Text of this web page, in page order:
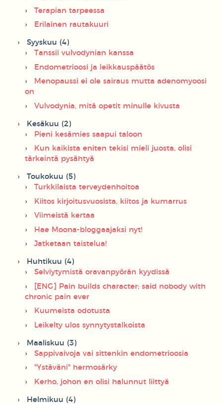
Terapian tarpeessa
Erilainen rautakuuri
Syyskuu (4)
Tanssii vulvodynian kanssa
Endometrioosi ja leikkauspäätös
Menopaussi ei ole sairaus mutta adenomyoosi
on
Vulvodynia, mitä opetit minulle kivusta
Kesäkuu (2)
Pieni kesämies saapui taloon
Kun kaikista eniten tekisi mieli juosta, olisi
tärkeintä pysähtyä
Toukokuu (5)
Turkkilaista terveydenhoitoa
Kiitos kirjoitusvuosista, kiitos ja kumarrus
Viimeistä kertaa
Hae Moona-bloggaajaksi nyt!
Jatketaan taistelua!
Huhtikuu (4)
Selviytymistä oravanpyörän kyydissä
[ENG] Pain builds character; said nobody with
chronic pain ever
Kuumeista odotusta
Leikelty ulos synnytystalkoista
Maaliskuu (3)
Sappivaivoja vai sittenkin endometrioosia
"Ystäväni" hermosärky
Kerho, johon en olisi halunnut liittyä
Helmikuu (4)